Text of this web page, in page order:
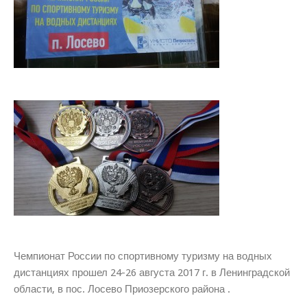
Чемпионат России по спортивному туризму на водных
дистанциях прошел 24-26 августа 2017 г. в Ленинградской
области, в пос. Лосево Приозерского района .